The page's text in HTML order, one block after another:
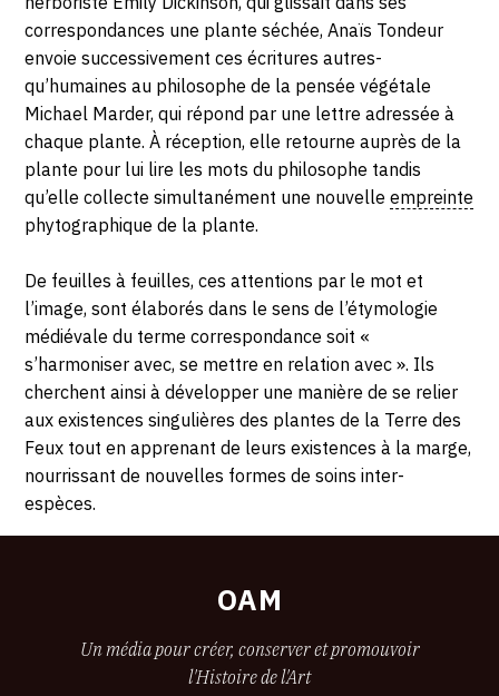
correspondances une plante séchée, Anaïs Tondeur
envoie successivement ces écritures autres-
qu’humaines au philosophe de la pensée végétale
Michael Marder, qui répond par une lettre adressée à
chaque plante. À réception, elle retourne auprès de la
plante pour lui lire les mots du philosophe tandis
qu’elle collecte simultanément une nouvelleempreinte
phytographique de la plante.
De feuilles à feuilles, ces attentions par le mot et
l’image, sont élaborés dans le sens de l’étymologie
médiévale du terme correspondance soit «
s’harmoniser avec, se mettre en relation avec ». Ils
cherchent ainsi à développer une manière de se relier
aux existences singulières des plantes de la Terre des
Feux tout en apprenant de leurs existences à la marge,
nourrissant de nouvelles formes de soins inter-
espèces.
OAM
Un média pour créer, conserver et promouvoir
l'Histoire de l'Art